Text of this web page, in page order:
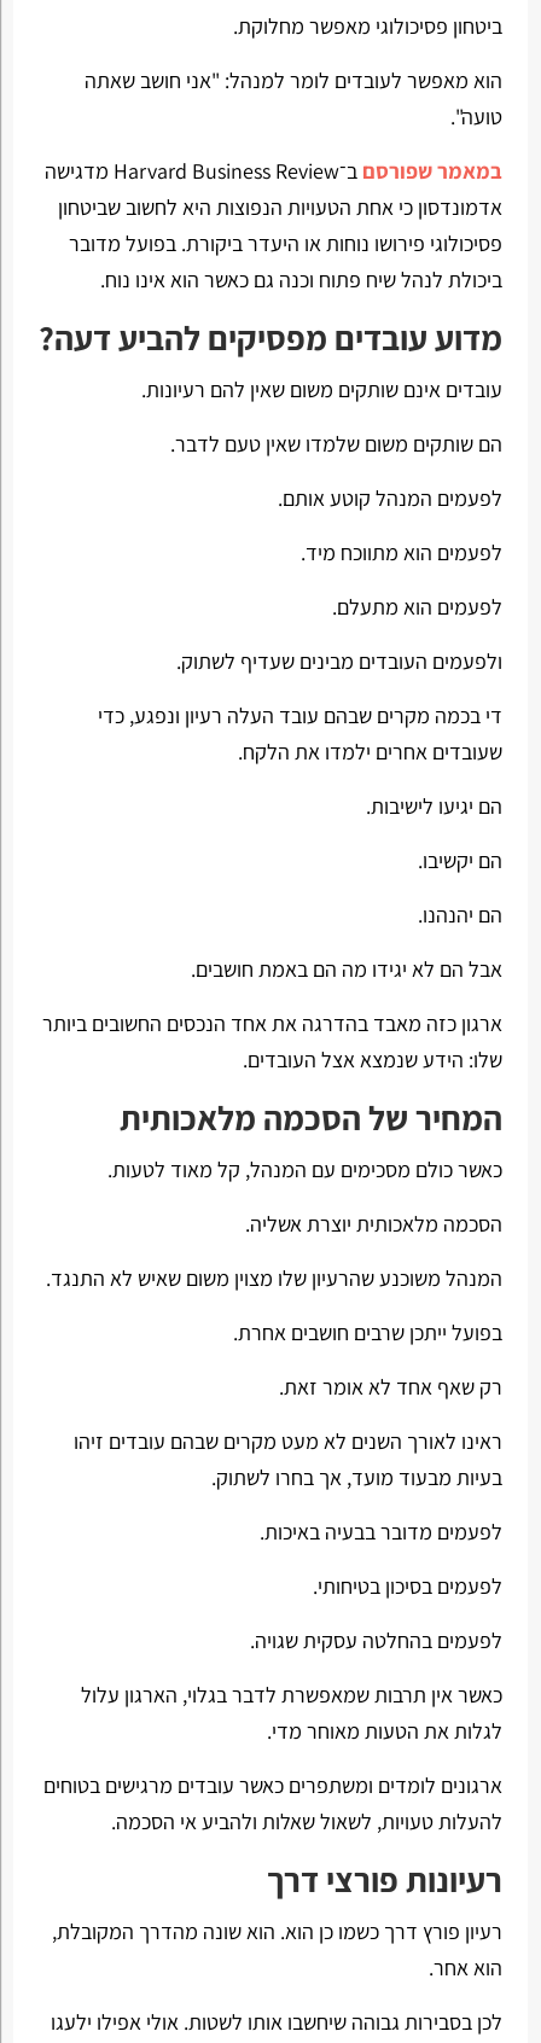
ביטחון פסיכולוגי מאפשר מחלוקת.
הוא מאפשר לעובדים לומר למנהל: "אני חושב שאתה
טועה".
במאמר שפורסם
ב־Harvard Business Review מדגישה
אדמונדסון כי אחת הטעויות הנפוצות היא לחשוב שביטחון
פסיכולוגי פירושו נוחות או היעדר ביקורת. בפועל מדובר
ביכולת לנהל שיח פתוח וכנה גם כאשר הוא אינו נוח.
מדוע עובדים מפסיקים להביע דעה?
עובדים אינם שותקים משום שאין להם רעיונות.
הם שותקים משום שלמדו שאין טעם לדבר.
לפעמים המנהל קוטע אותם.
לפעמים הוא מתווכח מיד.
לפעמים הוא מתעלם.
ולפעמים העובדים מבינים שעדיף לשתוק.
די בכמה מקרים שבהם עובד העלה רעיון ונפגע, כדי
שעובדים אחרים ילמדו את הלקח.
הם יגיעו לישיבות.
הם יקשיבו.
הם יהנהנו.
אבל הם לא יגידו מה הם באמת חושבים.
ארגון כזה מאבד בהדרגה את אחד הנכסים החשובים ביותר
שלו: הידע שנמצא אצל העובדים.
המחיר של הסכמה מלאכותית
כאשר כולם מסכימים עם המנהל, קל מאוד לטעות.
הסכמה מלאכותית יוצרת אשליה.
המנהל משוכנע שהרעיון שלו מצוין משום שאיש לא התנגד.
בפועל ייתכן שרבים חושבים אחרת.
רק שאף אחד לא אומר זאת.
ראינו לאורך השנים לא מעט מקרים שבהם עובדים זיהו
בעיות מבעוד מועד, אך בחרו לשתוק.
לפעמים מדובר בבעיה באיכות.
לפעמים בסיכון בטיחותי.
לפעמים בהחלטה עסקית שגויה.
כאשר אין תרבות שמאפשרת לדבר בגלוי, הארגון עלול
לגלות את הטעות מאוחר מדי.
ארגונים לומדים ומשתפרים כאשר עובדים מרגישים בטוחים
להעלות טעויות, לשאול שאלות ולהביע אי הסכמה.
רעיונות פורצי דרך
רעיון פורץ דרך כשמו כן הוא. הוא שונה מהדרך המקובלת,
הוא אחר.
לכן בסבירות גבוהה שיחשבו אותו לשטות. אולי אפילו ילעגו